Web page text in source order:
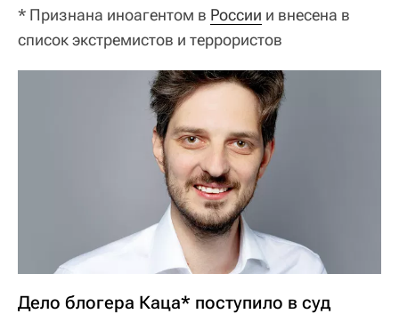
* Признана иноагентом в России и внесена в
список экстремистов и террористов
Дело блогера Каца* поступило в суд